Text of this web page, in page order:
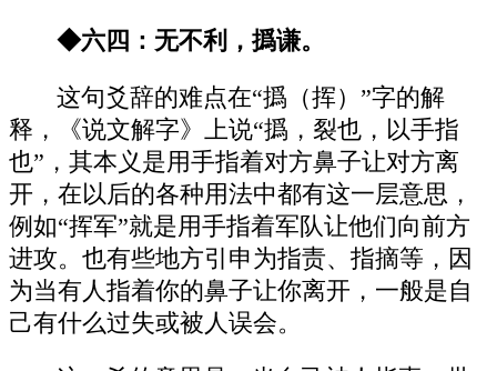
◆六四：无不利，撝谦。
这句爻辞的难点在“撝（挥）”字的解
释，《说文解字》上说“撝，裂也，以手指
也”，其本义是用手指着对方鼻子让对方离
开，在以后的各种用法中都有这一层意思，
例如“挥军”就是用手指着军队让他们向前方
进攻。也有些地方引申为指责、指摘等，因
为当有人指着你的鼻子让你离开，一般是自
己有什么过失或被人误会。